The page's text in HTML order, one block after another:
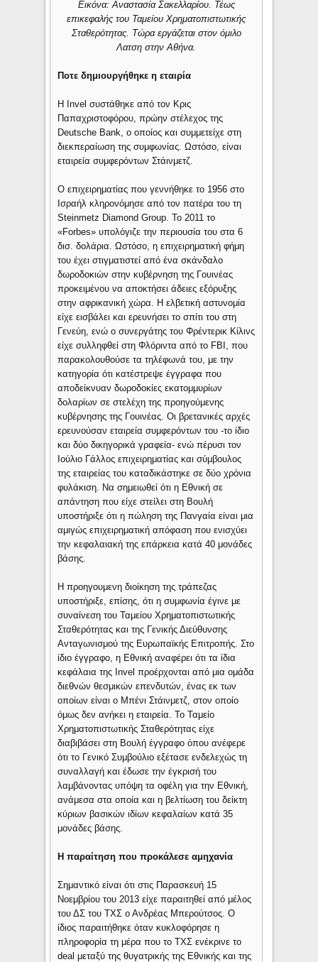
Εικόνα: Αναστασία Σακελλαρίου. Τέως
επικεφαλής του Ταμείου Χρηματοπιστωτικής
Σταθερότητας. Τώρα εργάζεται στον όμιλο
Λατση στην Αθήνα.
Ποτε δημιουργήθηκε η εταιρία
Η Invel συστάθηκε από τον Κρις
Παπαχριστοφόρου, πρώην στέλεχος της
Deutsche Bank, ο οποίος και συμμετείχε στη
διεκπεραίωση της συμφωνίας. Ωστόσο, είναι
εταιρεία συμφερόντων Στάινμετζ.
Ο επιχειρηματίας που γεννήθηκε το 1956 στο
Ισραήλ κληρονόμησε από τον πατέρα του τη
Steinmetz Diamond Group. Το 2011 το
«Forbes» υπολόγιζε την περιουσία του στα 6
δισ. δολάρια. Ωστόσο, η επιχειρηματική φήμη
του έχει στιγματιστεί από ένα σκάνδαλο
δωροδοκιών στην κυβέρνηση της Γουινέας
προκειμένου να αποκτήσει άδειες εξόρυξης
στην αφρικανική χώρα. Η ελβετική αστυνομία
είχε εισβάλει και ερευνήσει το σπίτι του στη
Γενεύη, ενώ ο συνεργάτης του Φρέντερικ Κίλινς
είχε συλληφθεί στη Φλόριντα από το FBI, που
παρακολουθούσε τα τηλέφωνά του, με την
κατηγορία ότι κατέστρεψε έγγραφα που
αποδείκνυαν δωροδοκίες εκατομμυρίων
δολαρίων σε στελέχη της προηγούμενης
κυβέρνησης της Γουινέας. Οι βρετανικές αρχές
ερευνούσαν εταιρεία συμφερόντων του -το ίδιο
και δύο δικηγορικά γραφεία- ενώ πέρυσι τον
Ιούλιο Γάλλος επιχειρηματίας και σύμβουλος
της εταιρείας του καταδικάστηκε σε δύο χρόνια
φυλάκιση. Να σημειωθεί ότι η Εθνική σε
απάντηση που είχε στείλει στη Βουλή
υποστήριξε ότι η πώληση της Πανγαία είναι μια
αμιγώς επιχειρηματική απόφαση που ενισχύει
την κεφαλαιακή της επάρκεια κατά 40 μονάδες
βάσης.
Η προηγουμενη διοίκηση της τράπεζας
υποστήριξε, επίσης, ότι η συμφωνία έγινε με
συναίνεση του Ταμείου Χρηματοπιστωτικής
Σταθερότητας και της Γενικής Διεύθυνσης
Ανταγωνισμού της Ευρωπαϊκής Επιτροπής. Στο
ίδιο έγγραφο, η Εθνική αναφέρει ότι τα ίδια
κεφάλαια της Invel προέρχονται από μια ομάδα
διεθνών θεσμικών επενδυτών, ένας εκ των
οποίων είναι ο Μπένι Στάινμετζ, στον οποίο
όμως δεν ανήκει η εταιρεία. Το Ταμείο
Χρηματοπιστωτικής Σταθερότητας είχε
διαβιβάσει στη Βουλή έγγραφο όπου ανέφερε
ότι το Γενικό Συμβούλιο εξέτασε ενδελεχώς τη
συναλλαγή και έδωσε την έγκρισή του
λαμβάνοντας υπόψη τα οφέλη για την Εθνική,
ανάμεσα στα οποία και η βελτίωση του δείκτη
κύριων βασικών ιδίων κεφαλαίων κατά 35
μονάδες βάσης.
Η παραίτηση που προκάλεσε αμηχανία
Σημαντικό είναι ότι στις Παρασκευή 15
Νοεμβρίου του 2013 είχε παραιτηθεί από μέλος
του ΔΣ του ΤΧΣ ο Ανδρέας Μπερούτσος. Ο
ίδιος παραιτήθηκε όταν κυκλοφόρησε η
πληροφορία τη μέρα που το ΤΧΣ ενέκρινε το
deal μεταξύ της θυγατρικής της Εθνικής και της